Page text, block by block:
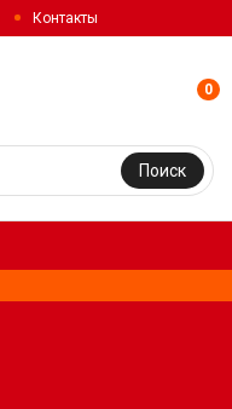
Контакты
Поиск
0